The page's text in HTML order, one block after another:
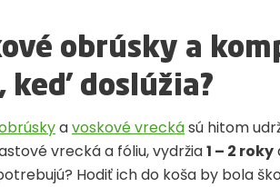
obrúsky a
keď doslúžia?
avoskové vreckású hitom
vrecká a fóliu, vydržia1 – 2 roky
Hodiť ich do koša by bola